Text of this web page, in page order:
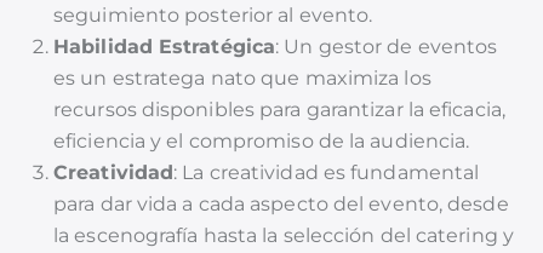
seguimiento posterior al evento.
Habilidad Estratégica: Un gestor de eventos
es un estratega nato que maximiza los
recursos disponibles para garantizar la eficacia,
eficiencia y el compromiso de la audiencia.
Creatividad: La creatividad es fundamental
para dar vida a cada aspecto del evento, desde
la escenografía hasta la selección del catering y